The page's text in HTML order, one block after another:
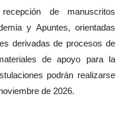
de manuscritos
y Apuntes, orientadas
derivadas de procesos de
de apoyo para la
podrán realizarse
de 2026.